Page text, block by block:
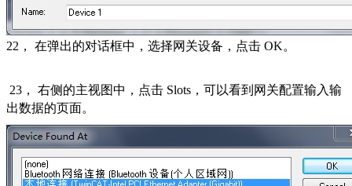
22 ， 在弹出的对话框中，选择网关设备，点击 OK。
23 ， 右侧的主视图中，点击 Slots ，可以看到网关配置输入输
出数据的页面。